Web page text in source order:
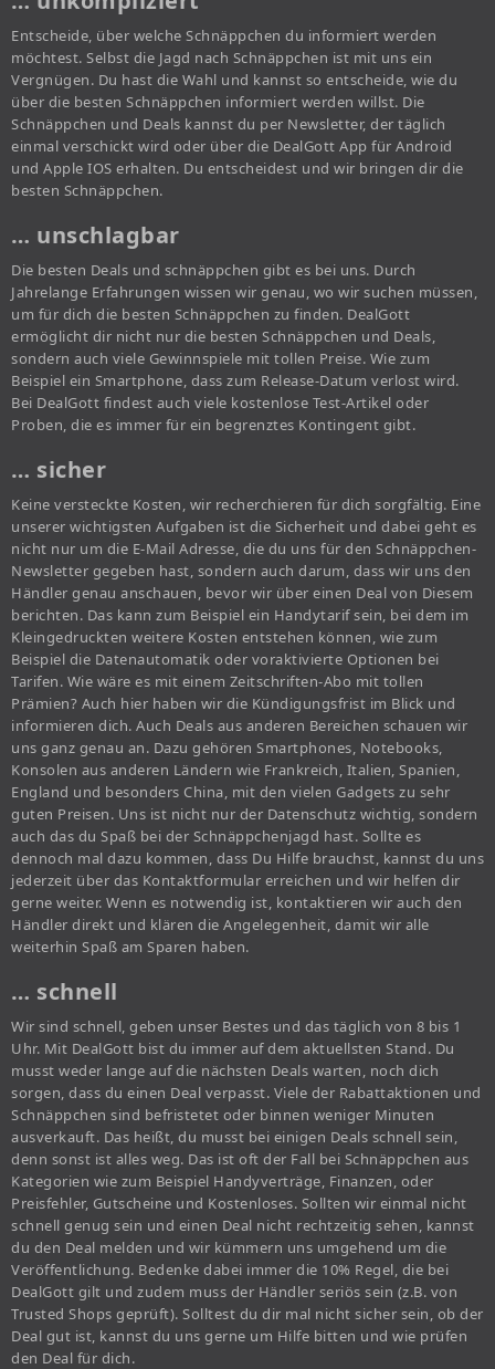
Entscheide, über welche Schnäppchen du informiert werden
möchtest. Selbst die Jagd nach Schnäppchen ist mit uns ein
Vergnügen. Du hast die Wahl und kannst so entscheide, wie du
über die besten Schnäppchen informiert werden willst. Die
Schnäppchen und Deals kannst du per Newsletter, der täglich
einmal verschickt wird oder über die DealGott App für Android
und Apple IOS erhalten. Du entscheidest und wir bringen dir die
besten Schnäppchen.
… unschlagbar
Die besten Deals und schnäppchen gibt es bei uns. Durch
Jahrelange Erfahrungen wissen wir genau, wo wir suchen müssen,
um für dich die besten Schnäppchen zu finden. DealGott
ermöglicht dir nicht nur die besten Schnäppchen und Deals,
sondern auch viele Gewinnspiele mit tollen Preise. Wie zum
Beispiel ein Smartphone, dass zum Release-Datum verlost wird.
Bei DealGott findest auch viele kostenlose Test-Artikel oder
Proben, die es immer für ein begrenztes Kontingent gibt.
… sicher
Keine versteckte Kosten, wir recherchieren für dich sorgfältig. Eine
unserer wichtigsten Aufgaben ist die Sicherheit und dabei geht es
nicht nur um die E-Mail Adresse, die du uns für den Schnäppchen-
Newsletter gegeben hast, sondern auch darum, dass wir uns den
Händler genau anschauen, bevor wir über einen Deal von Diesem
berichten. Das kann zum Beispiel ein Handytarif sein, bei dem im
Kleingedruckten weitere Kosten entstehen können, wie zum
Beispiel die Datenautomatik oder voraktivierte Optionen bei
Tarifen. Wie wäre es mit einem Zeitschriften-Abo mit tollen
Prämien? Auch hier haben wir die Kündigungsfrist im Blick und
informieren dich. Auch Deals aus anderen Bereichen schauen wir
uns ganz genau an. Dazu gehören Smartphones, Notebooks,
Konsolen aus anderen Ländern wie Frankreich, Italien, Spanien,
England und besonders China, mit den vielen Gadgets zu sehr
guten Preisen. Uns ist nicht nur der Datenschutz wichtig, sondern
auch das du Spaß bei der Schnäppchenjagd hast. Sollte es
dennoch mal dazu kommen, dass Du Hilfe brauchst, kannst du uns
jederzeit über das Kontaktformular erreichen und wir helfen dir
gerne weiter. Wenn es notwendig ist, kontaktieren wir auch den
Händler direkt und klären die Angelegenheit, damit wir alle
weiterhin Spaß am Sparen haben.
… schnell
Wir sind schnell, geben unser Bestes und das täglich von 8 bis 1
Uhr. Mit DealGott bist du immer auf dem aktuellsten Stand. Du
musst weder lange auf die nächsten Deals warten, noch dich
sorgen, dass du einen Deal verpasst. Viele der Rabattaktionen und
Schnäppchen sind befristetet oder binnen weniger Minuten
ausverkauft. Das heißt, du musst bei einigen Deals schnell sein,
denn sonst ist alles weg. Das ist oft der Fall bei Schnäppchen aus
Kategorien wie zum Beispiel Handyverträge, Finanzen, oder
Preisfehler, Gutscheine und Kostenloses. Sollten wir einmal nicht
schnell genug sein und einen Deal nicht rechtzeitig sehen, kannst
du den Deal melden und wir kümmern uns umgehend um die
Veröffentlichung. Bedenke dabei immer die 10% Regel, die bei
DealGott gilt und zudem muss der Händler seriös sein (z.B. von
Trusted Shops geprüft). Solltest du dir mal nicht sicher sein, ob der
Deal gut ist, kannst du uns gerne um Hilfe bitten und wie prüfen
den Deal für dich.